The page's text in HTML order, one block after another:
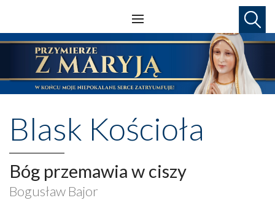
Blask Kościoła
Bóg przemawia w ciszy
Bogusław Bajor